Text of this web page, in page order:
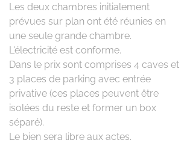
Les deux chambres initialement
prévues sur plan ont été réunies en
une seule grande chambre.
L'électricité est conforme.
Dans le prix sont comprises 4 caves et
3 places de parking avec entrée
privative (ces places peuvent être
isolées du reste et former un box
séparé).
Le bien sera libre aux actes.